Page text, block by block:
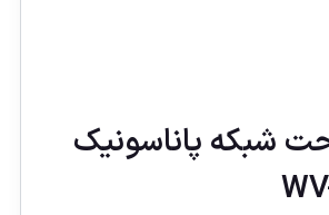
شبکه پاناسونيک